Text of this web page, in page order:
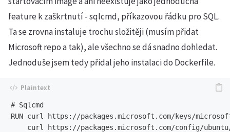
feature k zaškrtnutí - sqlcmd, příkazovou řádku pro SQL.
Ta se zrovna instaluje trochu složitěji (musím přidat
Microsoft repo a tak), ale všechno se dá snadno dohledat.
Jednoduše jsem tedy přidal jeho instalaci do Dockerfile.
# Sqlcmd
RUN curl https://packages.microsoft.com/keys/
curl https://packages.microsoft.com/config/